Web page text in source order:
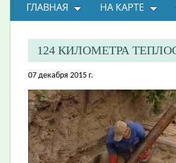
ГЛАВНАЯ НА КАРТЕ
ВОПРОС-ОТВЕТ
124 КИЛОМЕТРА
07 декабря 2015 г.